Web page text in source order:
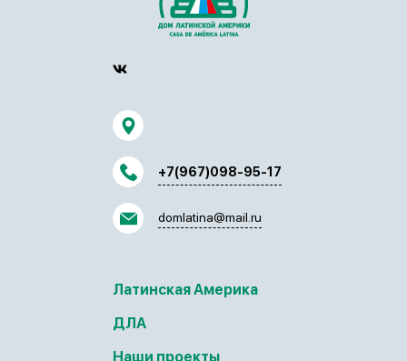
+7(967)098-95-17
domlatina@mail.ru
Латинская Америка
ДЛА
Наши проекты